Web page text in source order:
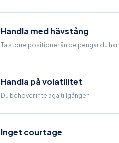
Handla med hävstång
Ta större positioner än de pengar du
Handla på volatilitet
Du behöver inte äga tillgången
Inget courtage